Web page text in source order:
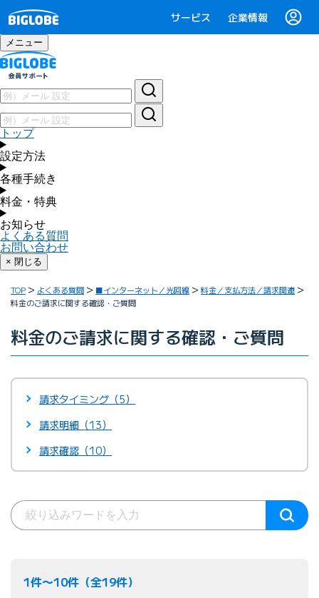
サービス 企業情報
メニュー
トップ
設定方法
各種手続き
料金・特典
お知らせ
よくある質問
お問い合わせ
× 閉じる
TOP よくある質問 ■インターネット／光回線
料金／支払方法／請求関連
料金のご請求に関する確認・ご質問
料金のご請求に関する確認・ご質問
請求タイミング（5）
請求明細（13）
請求確認（10）
1件〜10件（全19件）